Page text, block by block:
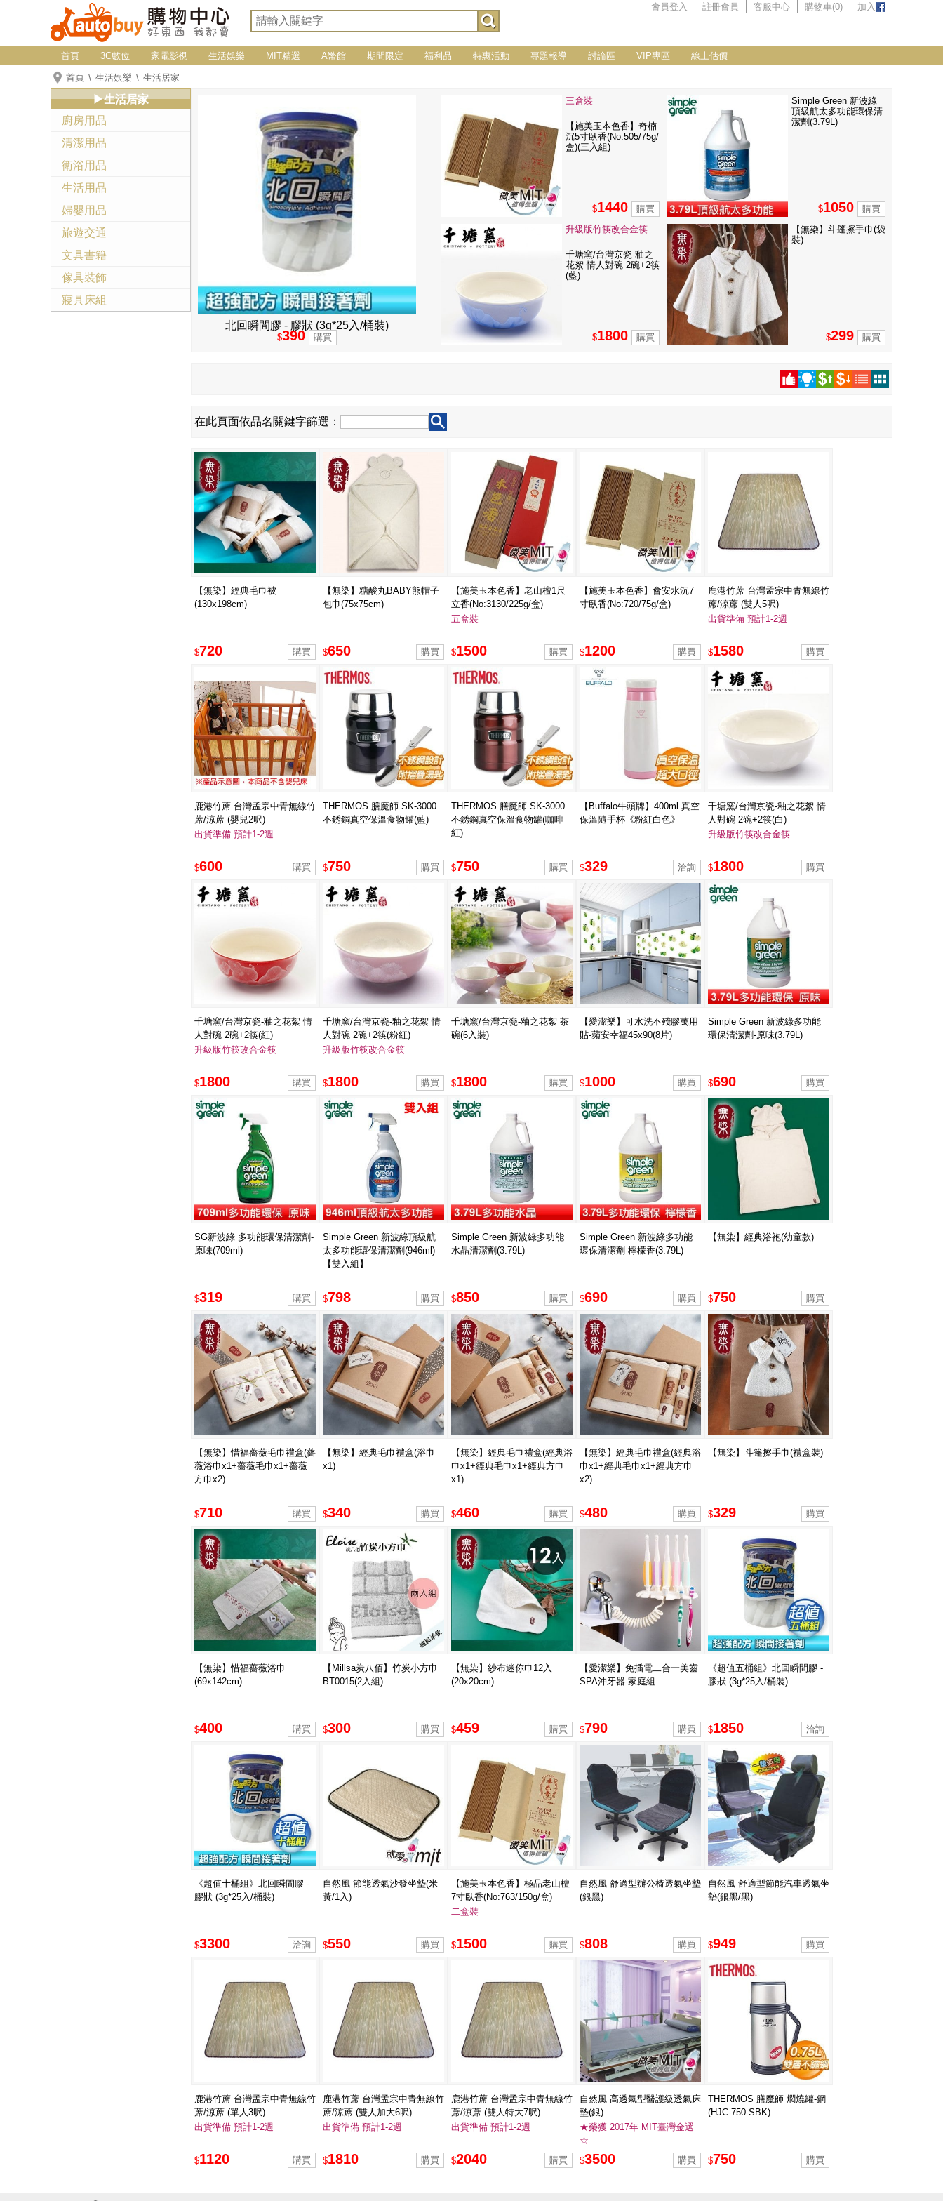
會員登入 註冊會員 客服中心 購物車(0) 加入
首頁 3C數位 家電影視 生活娛樂 MIT精選 A幣館 期間限定 福利品 特惠活動 專題報導 討論區 VIP專區 線上估價
首頁 生活娛樂 生活居家
北回瞬間膠 - 膠狀 (3g*25入/桶裝)
$390
三盒裝
【施美玉本色香】奇楠
沉5寸臥香(No:505/75g/
盒)(三入組)
$1440
Simple Green 新波綠
頂級航太多功能環保清
潔劑(3.79L)
$1050
升級版竹筷改合金筷
千塘窯/台灣京瓷-釉之
花絮 情人對碗 2碗+2筷
(藍)
$1800
【無染】斗篷擦手巾(袋
裝)
$299
在此頁面依品名關鍵字篩選：
【無染】經典毛巾被
(130x198cm)
$720
【無染】糖酸丸BABY熊帽子
包巾(75x75cm)
$650
【施美玉本色香】老山檀1尺
立香(No:3130/225g/盒)
五盒裝
$1500
【施美玉本色香】會安水沉7
寸臥香(No:720/75g/盒)
$1200
鹿港竹蓆 台灣孟宗中青無線竹
蓆/涼蓆 (雙人5呎)
出貨準備 預計1-2週
$1580
鹿港竹蓆 台灣孟宗中青無線竹
蓆/涼蓆 (嬰兒2呎)
出貨準備 預計1-2週
$600
THERMOS 膳魔師 SK-3000
不銹鋼真空保溫食物罐(藍)
$750
THERMOS 膳魔師 SK-3000
不銹鋼真空保溫食物罐(咖啡
紅)
$750
【Buffalo牛頭牌】400ml 真空
保溫隨手杯《粉紅白色》
$329
千塘窯/台灣京瓷-釉之花絮 情
人對碗 2碗+2筷(白)
升級版竹筷改合金筷
$1800
千塘窯/台灣京瓷-釉之花絮 情
人對碗 2碗+2筷(紅)
升級版竹筷改合金筷
$1800
千塘窯/台灣京瓷-釉之花絮 情
人對碗 2碗+2筷(粉紅)
升級版竹筷改合金筷
$1800
千塘窯/台灣京瓷-釉之花絮 茶
碗(6入裝)
$1800
【愛潔樂】可水洗不殘膠萬用
貼-蘋安幸福45x90(8片)
$1000
Simple Green 新波綠多功能
環保清潔劑-原味(3.79L)
$690
SG新波綠 多功能環保清潔劑-
原味(709ml)
$319
Simple Green 新波綠頂級航
太多功能環保清潔劑(946ml)
【雙入組】
$798
Simple Green 新波綠多功能
水晶清潔劑(3.79L)
$850
Simple Green 新波綠多功能
環保清潔劑-檸檬香(3.79L)
$690
【無染】經典浴袍(幼童款)
$750
【無染】惜福薔薇毛巾禮盒(薔
薇浴巾x1+薔薇毛巾x1+薔薇
方巾x2)
$710
【無染】經典毛巾禮盒(浴巾
x1)
$340
【無染】經典毛巾禮盒(經典浴
巾x1+經典毛巾x1+經典方巾
x1)
$460
【無染】經典毛巾禮盒(經典浴
巾x1+經典毛巾x1+經典方巾
x2)
$480
【無染】斗篷擦手巾(禮盒裝)
$329
【無染】惜福薔薇浴巾
(69x142cm)
$400
【Millsa炭八佰】竹炭小方巾
BT0015(2入組)
$300
【無染】紗布迷你巾12入
(20x20cm)
$459
【愛潔樂】免插電二合一美齒
SPA沖牙器-家庭組
$790
《超值五桶組》北回瞬間膠 -
膠狀 (3g*25入/桶裝)
$1850
《超值十桶組》北回瞬間膠 -
膠狀 (3g*25入/桶裝)
$3300
自然風 節能透氣沙發坐墊(米
黃/1入)
$550
【施美玉本色香】極品老山檀
7寸臥香(No:763/150g/盒)
二盒裝
$1500
自然風 舒適型辦公椅透氣坐墊
(銀黑)
$808
自然風 舒適型節能汽車透氣坐
墊(銀黑/黑)
$949
鹿港竹蓆 台灣孟宗中青無線竹
蓆/涼蓆 (單人3呎)
出貨準備 預計1-2週
$1120
鹿港竹蓆 台灣孟宗中青無線竹
蓆/涼蓆 (雙人加大6呎)
出貨準備 預計1-2週
$1810
鹿港竹蓆 台灣孟宗中青無線竹
蓆/涼蓆 (雙人特大7呎)
出貨準備 預計1-2週
$2040
自然風 高透氣型醫護級透氣床
墊(銀)
★榮獲 2017年 MIT臺灣金選
☆
$3500
THERMOS 膳魔師 燜燒罐-鋼
(HJC-750-SBK)
$750
▶生活居家
廚房用品
清潔用品
衛浴用品
生活用品
婦嬰用品
旅遊交通
文具書籍
傢具裝飾
寢具床組